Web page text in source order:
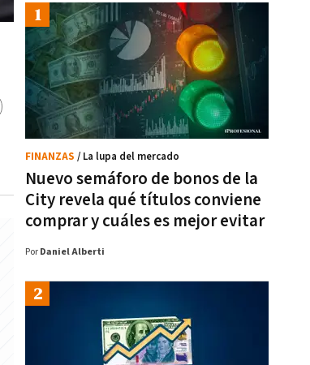
Nuevo semáforo de bonos de la
City revela qué títulos conviene
comprar y cuáles es mejor evitar
FINANZAS / La lupa del mercado
Por Daniel Alberti